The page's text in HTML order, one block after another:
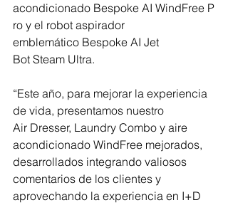
acondicionado Bespoke AI WindFree P
ro y el robot aspirador
emblemático Bespoke AI Jet
Bot Steam Ultra.
“Este año, para mejorar la experiencia
de vida, presentamos nuestro
Air Dresser, Laundry Combo y aire
acondicionado WindFree mejorados,
desarrollados integrando valiosos
comentarios de los clientes y
aprovechando la experiencia en I+D